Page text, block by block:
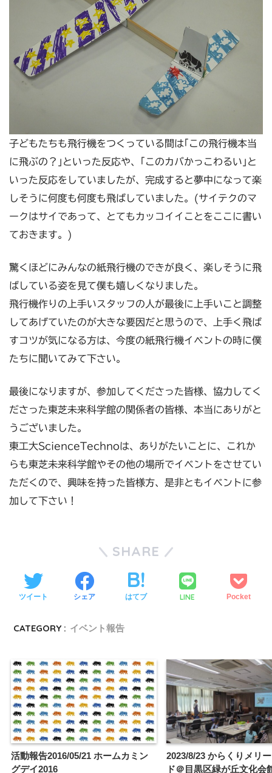
子どもたちも飛行機をつくっている間は｢この飛行機本当
に飛ぶの？｣といった反応や、｢このカバかっこわるい｣と
いった反応をしていましたが、完成すると夢中になって楽
しそうに何度も何度も飛ばしていました。(サイテクのマ
ークはサイであって、とてもカッコイイことをここに書い
ておきます。)
驚くほどにみんなの紙飛行機のできが良く、楽しそうに飛
ばしている姿を見て僕も嬉しくなりました。
飛行機作りの上手いスタッフの人が最後に上手いこと調整
してあげていたのが大きな要因だと思うので、上手く飛ば
すコツが気になる方は、今度の紙飛行機イベントの時に僕
たちに聞いてみて下さい。
最後になりますが、参加してくださった皆様、協力してく
ださった東芝未来科学館の関係者の皆様、本当にありがと
うございました。
東工大ScienceTechnoは、ありがたいことに、これか
らも東芝未来科学館やその他の場所でイベントをさせてい
ただくので、興味を持った皆様方、是非ともイベントに参
加して下さい！
SHARE
ツイート シェア はてブ LINE Pocket
CATEGORY : イベント報告
活動報告2016/05/21 ホームカミン
グデイ2016
2023/8/23 からくりメリ
ド＠目黒区緑が丘文化会